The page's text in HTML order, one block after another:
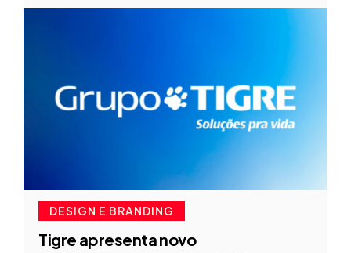
DESIGN E BRANDING
Tigre apresenta novo